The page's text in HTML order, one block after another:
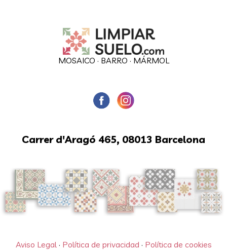
MOSAICO · BARRO · MÁRMOL
Carrer d'Aragó 465, 08013 Barcelona
Aviso Legal · Política de privacidad · Política de cookies